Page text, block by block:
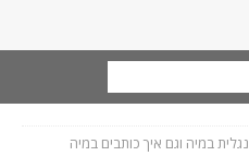
במיה וגם איך כותבים במיה